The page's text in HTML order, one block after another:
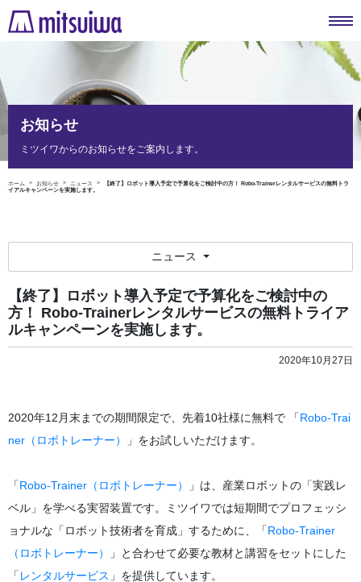
ホーム お知らせ ニュース
【終了】ロボット導入予定で予算化をご検討中の方！ Robo-Trainerレンタルサービスの無料トラ
イアルキャンペーンを実施します。
お知らせ
ミツイワからのお知らせをご案内します。
【終了】ロボット導入予定で予算化をご検討中の
方！ Robo-Trainerレンタルサービスの無料トライア
ルキャンペーンを実施します。
2020年10月27日
2020年12月末までの期間限定で、先着10社様に無料で 「Robo-Trai
ner（ロボトレーナー）
」をお試しいただけます。
「Robo-Trainer（ロボトレーナー）
」は、産業ロボットの「実践レ
ベル」を学べる実習装置です。ミツイワでは短期間でプロフェッシ
ョナルな「ロボット技術者を育成」するために、「Robo-Trainer
（ロボトレーナー）
」と合わせて必要な教材と講習をセットにした
「 レンタルサービス 」を提供しています。
ニュース